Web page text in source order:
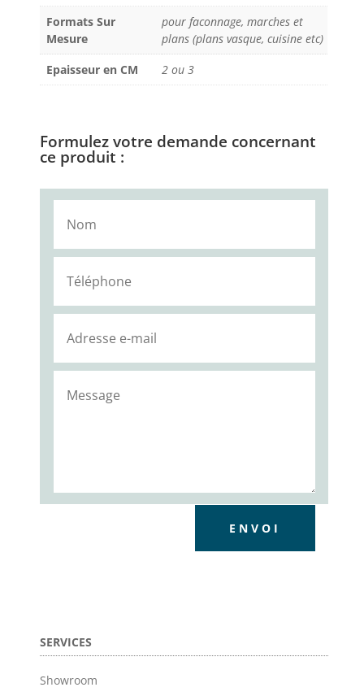
Formats Sur
Mesure
pour faconnage, marches et
plans (plans vasque, cuisine etc)
Epaisseur en CM
2 ou 3
Formulez votre demande concernant
ce produit :
ENVOI
SERVICES
Showroom